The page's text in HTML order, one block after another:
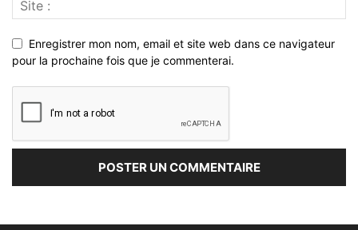
Enregistrer mon nom, email et site web dans ce navigateur
pour la prochaine fois que je commenterai.